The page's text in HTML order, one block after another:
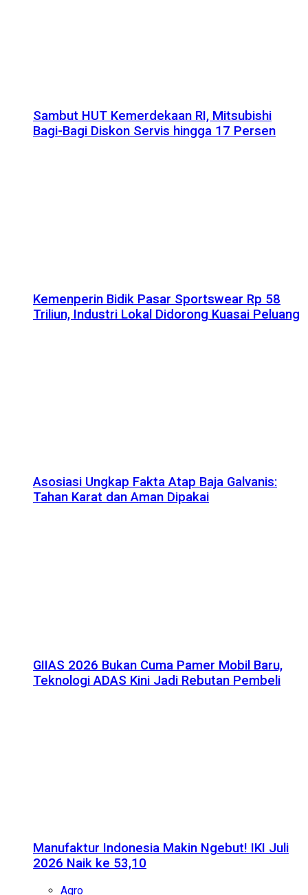
Sambut HUT Kemerdekaan RI, Mitsubishi
Bagi-Bagi Diskon Servis hingga 17 Persen
Kemenperin Bidik Pasar Sportswear Rp 58
Triliun, Industri Lokal Didorong Kuasai Peluang
Asosiasi Ungkap Fakta Atap Baja Galvanis:
Tahan Karat dan Aman Dipakai
GIIAS 2026 Bukan Cuma Pamer Mobil Baru,
Teknologi ADAS Kini Jadi Rebutan Pembeli
Manufaktur Indonesia Makin Ngebut! IKI Juli
2026 Naik ke 53,10
Agro